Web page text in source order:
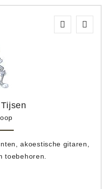
akoestische gitaren,
toebehoren.